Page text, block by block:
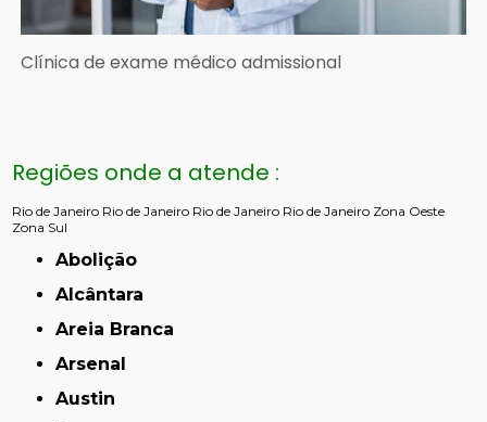
Clínica de exame médico admissional
Regiões onde a atende :
Rio de Janeiro Rio de Janeiro Rio de Janeiro Rio de Janeiro Zona Oeste
Zona Sul
Abolição
Alcântara
Areia Branca
Arsenal
Austin